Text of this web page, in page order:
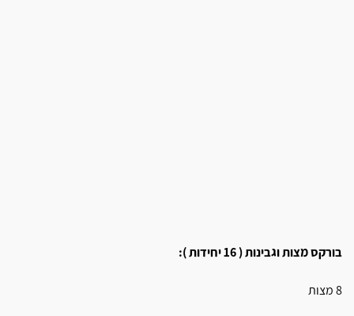
בורקס מצות וגבינות ( 16 יחידות ):
8 מצות